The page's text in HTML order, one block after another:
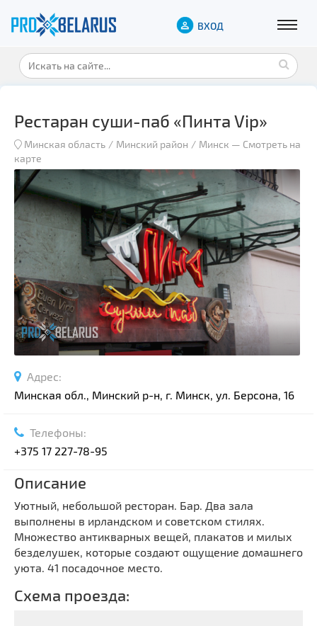
ВХОД
Рестаран суши-паб «Пинта Vip»
Минская область Минский район Минск — Смотреть на
карте
Адрес:
Минская обл., Минский р-н, г. Минск, ул. Берсона, 16
Телефоны:
+375 17 227-78-95
Описание
Уютный, небольшой ресторан. Бар. Два зала
выполнены в ирландском и советском стилях.
Множество антикварных вещей, плакатов и милых
безделушек, которые создают ощущение домашнего
уюта. 41 посадочное место.
Схема проезда: